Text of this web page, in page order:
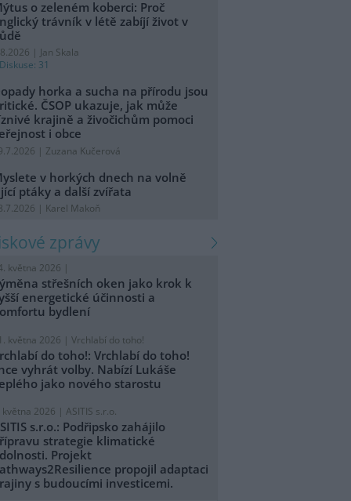
o zeleném koberci: Proč
trávník v létě zabíjí život v
| Jan Skala
Diskuse: 31
horka a sucha na přírodu jsou
ČSOP ukazuje, jak může
krajině a živočichům pomoci
i obce
| Zuzana Kučerová
v horkých dnech na volně
ptáky a další zvířata
| Karel Makoň
zprávy
května 2026 |
střešních oken jako krok k
energetické účinnosti a
bydlení
května 2026 | Vrchlabí do toho!
do toho!: Vrchlabí do toho!
vyhrát volby. Nabízí Lukáše
jako nového starostu
května 2026 | ASITIS s.r.o.
s.r.o.: Podřipsko zahájilo
strategie klimatické
Projekt
propojil adaptaci
s budoucími investicemi.